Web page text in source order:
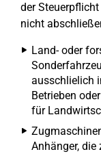
der
nicht
Land- oder
ausschlielich
Betrieben
für
Anhänger,